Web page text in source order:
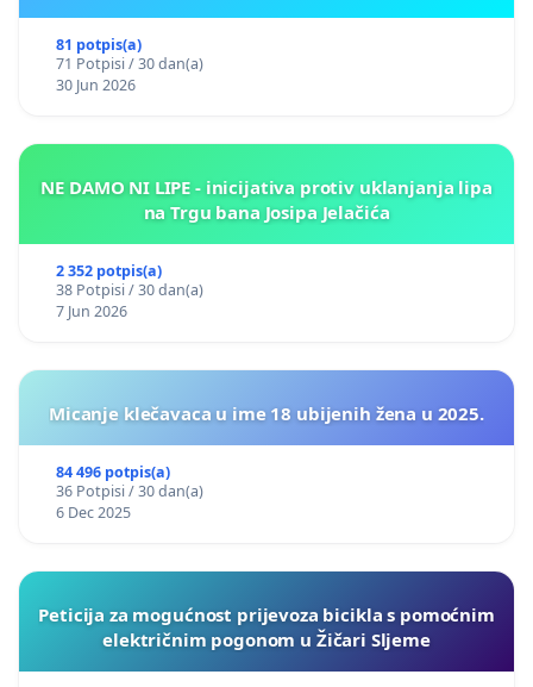
81 potpis(a)
71 Potpisi / 30 dan(a)
30 Jun 2026
NE DAMO NI LIPE - inicijativa protiv uklanjanja lipa
na Trgu bana Josipa Jelačića
2 352 potpis(a)
38 Potpisi / 30 dan(a)
7 Jun 2026
Micanje klečavaca u ime 18 ubijenih žena u 2025.
84 496 potpis(a)
36 Potpisi / 30 dan(a)
6 Dec 2025
Peticija za mogućnost prijevoza bicikla s pomoćnim
električnim pogonom u Žičari Sljeme